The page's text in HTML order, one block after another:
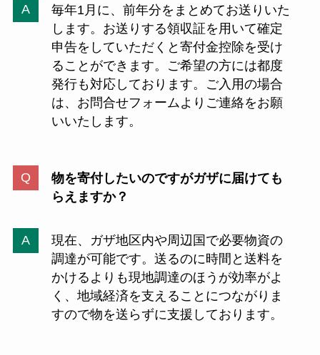
毎年1月に、前年分をまとめてお送りいた
します。お送りする領収証を用いて確定
申告をしていただくと寄付金控除を受け
ることができます。ご希望の方には都度
発行も対応しております。ご入用の場合
は、お問合せフォームよりご連絡をお願
いいたします。
物を寄付したいのですがガザに届けても
らえますか？
現在、ガザ地区内や周辺国で必要物資の
調達が可能です。送るのに時間と送料を
かけるよりも現地調達のほうが効率がよ
く、地域経済を支えることにつながりま
すので物を送らずに支援しております。